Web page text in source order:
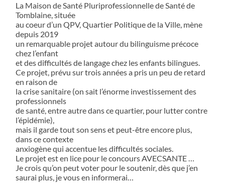
La Maison de Santé Pluriprofessionnelle de Santé de
Tomblaine, située
au coeur d’un QPV, Quartier Politique de la Ville, mène
depuis 2019
un remarquable projet autour du bilinguisme précoce
chez l’enfant
et des difficultés de langage chez les enfants bilingues.
Ce projet, prévu sur trois années a pris un peu de retard
en raison de
la crise sanitaire (on sait l’énorme investissement des
professionnels
de santé, entre autre dans ce quartier, pour lutter contre
l’épidémie),
mais il garde tout son sens et peut-être encore plus,
dans ce contexte
anxiogène qui accentue les difficultés sociales.
Le projet est en lice pour le concours AVECSANTE …
Je crois qu’on peut voter pour le soutenir, dès que j’en
saurai plus, je vous en informerai…